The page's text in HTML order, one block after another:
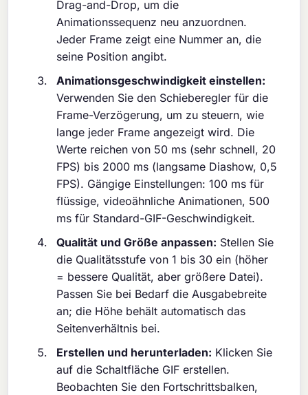
Drag-and-Drop, um die
Animationssequenz neu anzuordnen.
Jeder Frame zeigt eine Nummer an, die
seine Position angibt.
Animationsgeschwindigkeit einstellen:
Verwenden Sie den Schieberegler für die
Frame-Verzögerung, um zu steuern, wie
lange jeder Frame angezeigt wird. Die
Werte reichen von 50 ms (sehr schnell, 20
FPS) bis 2000 ms (langsame Diashow, 0,5
FPS). Gängige Einstellungen: 100 ms für
flüssige, videoähnliche Animationen, 500
ms für Standard-GIF-Geschwindigkeit.
Qualität und Größe anpassen: Stellen Sie
die Qualitätsstufe von 1 bis 30 ein (höher
= bessere Qualität, aber größere Datei).
Passen Sie bei Bedarf die Ausgabebreite
an; die Höhe behält automatisch das
Seitenverhältnis bei.
Erstellen und herunterladen: Klicken Sie
auf die Schaltfläche GIF erstellen.
Beobachten Sie den Fortschrittsbalken,